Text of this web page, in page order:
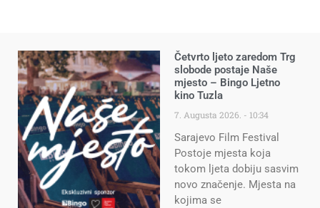
Četvrto ljeto zaredom Trg
slobode postaje Naše
mjesto – Bingo Ljetno
kino Tuzla
7. Augusta 2026. 10:34
Sarajevo Film Festival
Postoje mjesta koja
tokom ljeta dobiju sasvim
novo značenje. Mjesta na
kojima se